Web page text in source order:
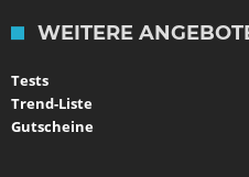
WEITERE
Tests
Trend-Liste
Gutscheine